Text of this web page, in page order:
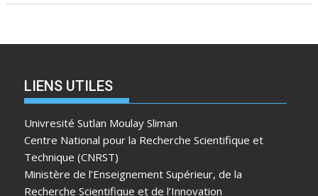
LIENS UTILES
Univresité Sutlan Moulay Sliman
Centre National pour la Recherche Scientifique et
Technique (CNRST)
Ministère de l’Enseignement Supérieur, de la
Recherche Scientifique et de l’Innovation